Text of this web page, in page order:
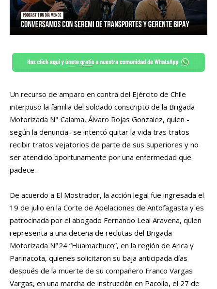
Un recurso de amparo en contra del Ejército de Chile
interpuso la familia del soldado conscripto de la Brigada
Motorizada N° Calama, Álvaro Rojas Gonzalez, quien -
según la denuncia- se intentó quitar la vida tras tratos
recibir tratos vejatorios de parte de sus superiores y no
ser atendido oportunamente por una enfermedad que
padece.
De acuerdo a El Mostrador, la acción legal fue ingresada el
19 de julio en la Corte de Apelaciones de Antofagasta y es
patrocinada por el abogado Fernando Leal Aravena, quien
representa a una decena de reclutas del Brigada
Motorizada N°24 “Huamachuco”, en la región de Arica y
Parinacota, quienes solicitaron su baja anticipada días
después de la muerte de su compañero Franco Vargas
Vargas, en una marcha de instrucción en Pacollo, el 27 de